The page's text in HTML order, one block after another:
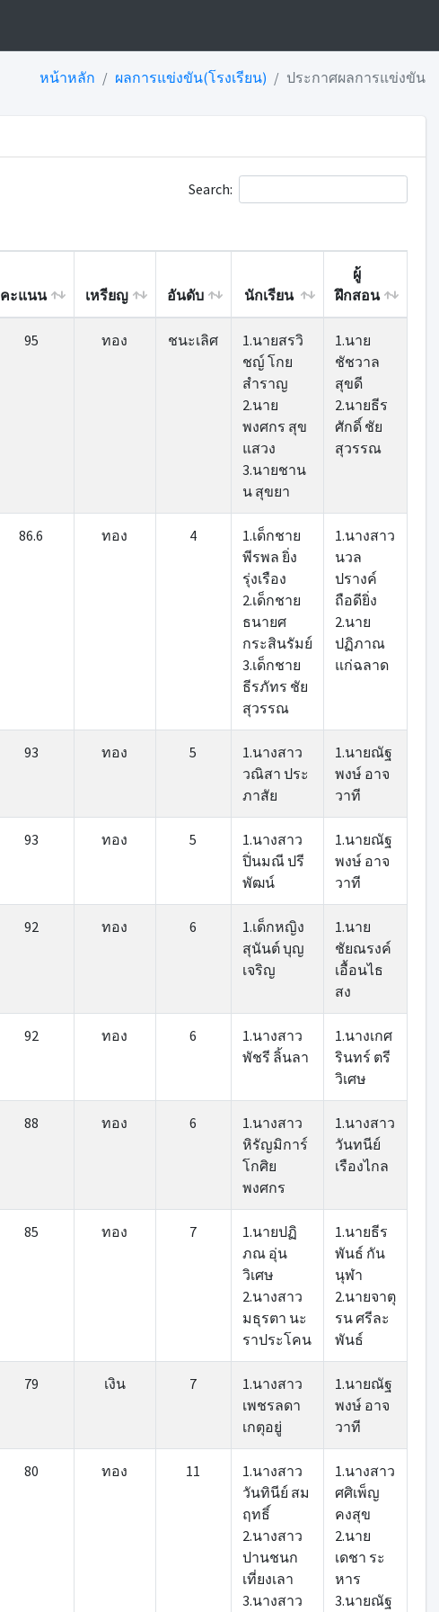
หน้าหลัก ผลการแข่งขัน(โรงเรียน) ประกาศผลการแข่งขัน
Search:
คะแนน เหรียญ อันดับ นักเรียน
ผู้
ฝึกสอน
อันดับ
ฝึกสอน
95 ทอง ชนะเลิศ
1.นายสรวิ
ชญ์ โกย
สำราญ
2.นาย
พงศกร สุข
แสวง
3.นายชาน
น สุขยา
1.นาย
ชัชวาล
สุขดี
2.นายธีร
ศักดิ์ ชัย
สุวรรณ
86.6 ทอง 4
1.เด็กชาย
พีรพล ยิ่ง
รุ่งเรือง
2.เด็กชาย
ธนายศ
กระสินรัมย์
3.เด็กชาย
ธีรภัทร ชัย
สุวรรณ
1.นางสาว
นวล
ปรางค์
ถือดียิ่ง
2.นาย
ปฏิภาณ
แก่ฉลาด
93 ทอง 5
1.นางสาว
วณิสา ประ
ภาสัย
1.นายณัฐ
พงษ์ อาจ
วาที
93 ทอง 5
1.นางสาว
ปิ่นมณี ปรี
พัฒน์
1.นายณัฐ
พงษ์ อาจ
วาที
92 ทอง 6
1.เด็กหญิง
สุนันต์ บุญ
เจริญ
1.นาย
ชัยณรงค์
เอื้อนไธ
สง
92 ทอง 6
1.นางสาว
พัชรี ลิ้นลา
1.นางเกศ
รินทร์ ตรี
วิเศษ
88 ทอง 6
1.นางสาว
หิรัญมิการ์
โกศิย
พงศกร
1.นางสาว
วันทนีย์
เรืองไกล
85 ทอง 7
1.นายปฏิ
ภณ อุ่น
วิเศษ
2.นางสาว
มธุรตา นะ
ราประโคน
1.นายธีร
พันธ์ กัน
นุฬา
2.นายจาตุ
รน ศรีละ
พันธ์
79 เงิน 7
1.นางสาว
เพชรลดา
เกตุอยู่
1.นายณัฐ
พงษ์ อาจ
วาที
80 ทอง 11
1.นางสาว
วันทินีย์ สม
ฤทธิ์
2.นางสาว
ปานชนก
เที่ยงเลา
3.นางสาว
1.นางสาว
ศศิเพ็ญ
คงสุข
2.นาย
เดชา ระ
หาร
3.นายณัฐ